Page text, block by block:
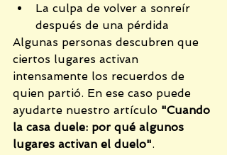
La culpa de volver a sonreír
después de una pérdida
Algunas personas descubren que
ciertos lugares activan
intensamente los recuerdos de
quien partió. En ese caso puede
ayudarte nuestro artículo "Cuando
la casa duele: por qué algunos
lugares activan el duelo".